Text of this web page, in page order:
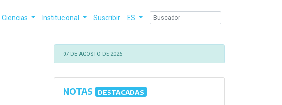
Ciencias Institucional Suscribir ES
07 DE AGOSTO DE 2026
NOTAS DESTACADAS